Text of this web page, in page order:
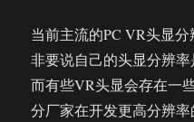
当前主流的PC VR头显
非要说自己的头显分辨
而有些VR头显会存在一
分厂家在开发更高分辨